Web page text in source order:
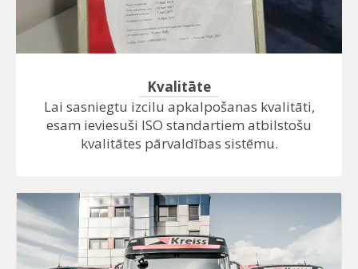
Kvalitāte
Lai sasniegtu izcilu apkalpošanas kvalitāti,
esam ieviesuši ISO standartiem atbilstošu
kvalitātes pārvaldības sistēmu.